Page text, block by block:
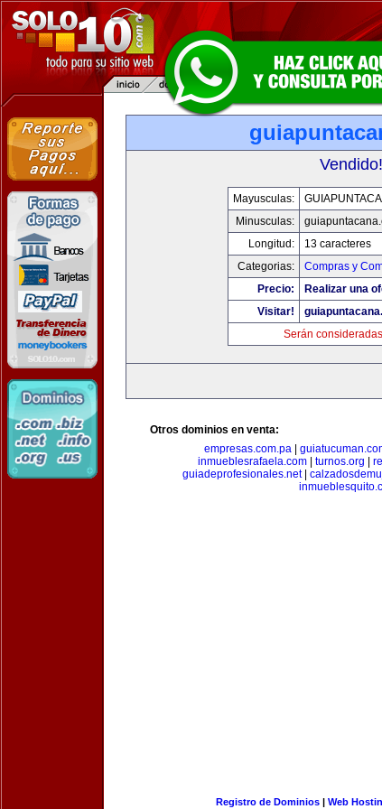
Vendido!
Mayusculas:
Minusculas:
Longitud:
13 caracteres
Categorias:
Compras y
Precio:
Realizar una
Visitar!
Serán
Otros dominios en venta:
empresas.com.pa
inmueblesrafaela.com
turnos.org
guiadeprofesionales.net|
Registro de Dominios| Web